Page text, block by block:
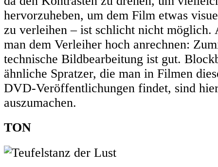
hervorzuheben, um dem Film etwas
zu verleihen – ist schlicht nicht möglich.
man dem Verleiher hoch anrechnen:
technische Bildbearbeitung ist gut.
ähnliche Spratzer, die man in Filmen
DVD-Veröffentlichungen findet, sind
auszumachen.
TON